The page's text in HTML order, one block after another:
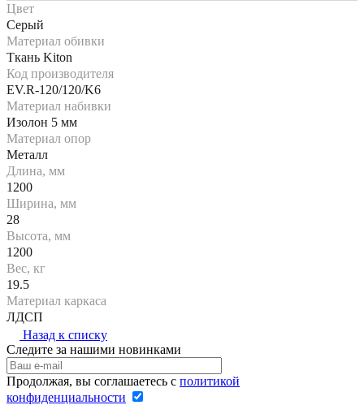
Цвет
Серый
Материал обивки
Ткань Kiton
Код производителя
EV.R-120/120/K6
Материал набивки
Изолон 5 мм
Материал опор
Металл
Длина, мм
1200
Ширина, мм
28
Высота, мм
1200
Вес, кг
19.5
Материал каркаса
ЛДСП
Назад к списку
Следите за нашими новинками
Продолжая, вы соглашаетесь с политикой
конфиденциальности